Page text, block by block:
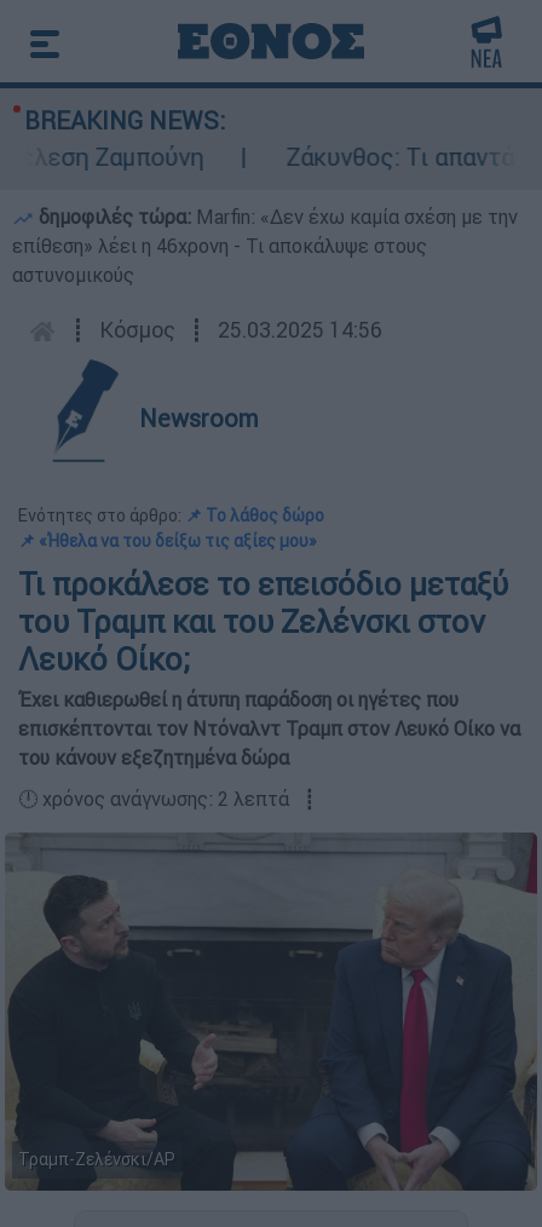
BREAKING NEWS:
Ζαμπούνη
Ζάκυνθος: Τι απαντά η
δημοφιλές τώρα: Marfin: «Δεν έχω καμία σχέση με την
επίθεση» λέει η 46χρονη - Τι αποκάλυψε στους
αστυνομικούς
┋ Κόσμος ┋ 25.03.2025 14:56
Newsroom
Ενότητες στο άρθρο: 📌 Το λάθος δώρο
📌 «Ήθελα να του δείξω τις αξίες μου»
Τι προκάλεσε το επεισόδιο μεταξύ
του Τραμπ και του Ζελένσκι στον
Λευκό Οίκο;
Έχει καθιερωθεί η άτυπη παράδοση οι ηγέτες που
επισκέπτονται τον Ντόναλντ Τραμπ στον Λευκό Οίκο να
του κάνουν εξεζητημένα δώρα
🕛 χρόνος ανάγνωσης: 2 λεπτά ┋
Τραμπ-Ζελένσκι/ΑΡ